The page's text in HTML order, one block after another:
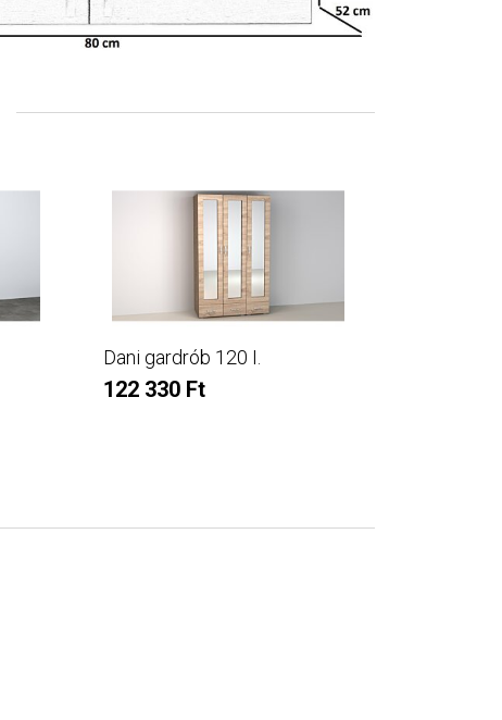
Dani gardrób 120 I.
122 330 Ft